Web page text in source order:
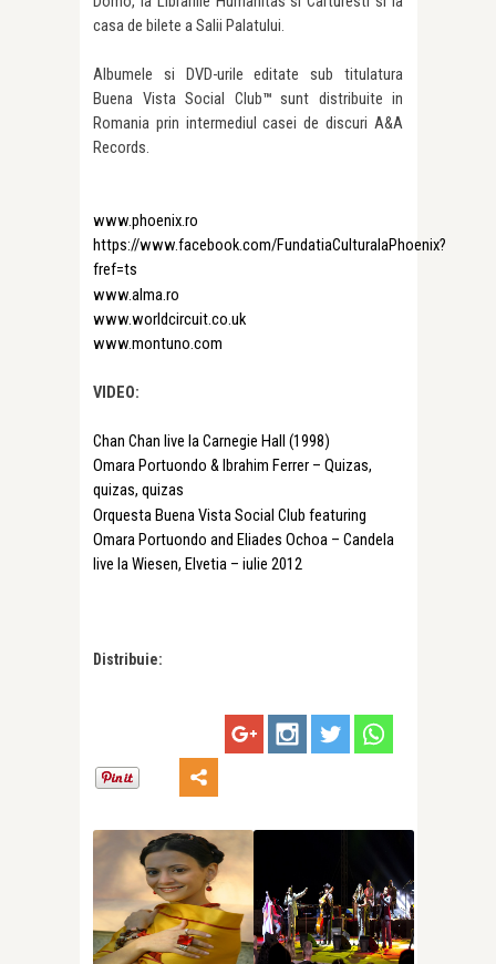
casa de bilete a Salii Palatului.
Albumele si DVD-urile editate sub titulatura
Buena Vista Social Club™ sunt distribuite in
Romania prin intermediul casei de discuri A&A
Records.
www.phoenix.ro
https://www.facebook.com/FundatiaCulturalaPhoenix?
fref=ts
www.alma.ro
www.worldcircuit.co.uk
www.montuno.com
VIDEO:
Chan Chan live la Carnegie Hall (1998)
Omara Portuondo & Ibrahim Ferrer – Quizas,
quizas, quizas
Orquesta Buena Vista Social Club featuring
Omara Portuondo and Eliades Ochoa – Candela
live la Wiesen, Elvetia – iulie 2012
Distribuie: